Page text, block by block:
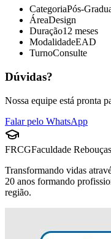
CategoriaPós-
ÁreaDesign
Duração12 meses
ModalidadeEAD
TurnoConsulte
Dúvidas?
Nossa equipe está pronta
Falar pelo WhatsApp
FRCGFaculdade Rebouças
Transformando vidas
20 anos formando
região.